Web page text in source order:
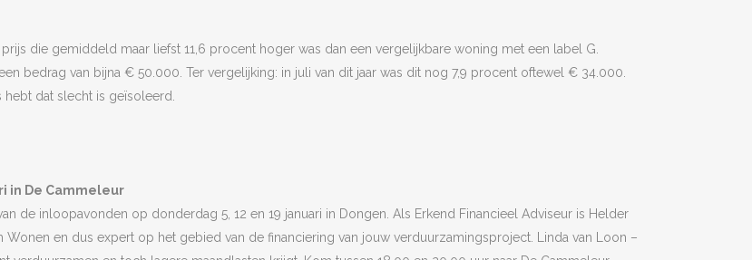
die gemiddeld maar liefst 11,6 procent hoger was dan een vergelijkbare woning met een label G.
bedrag van bijna € 50.000. Ter vergelijking: in juli van dit jaar was dit nog 7,9 procent oftewel € 34.000.
dat slecht is geïsoleerd.
in De Cammeleur
de inloopavonden op donderdag 5, 12 en 19 januari in Dongen. Als Erkend Financieel Adviseur is Helder
en dus expert op het gebied van de financiering van jouw verduurzamingsproject. Linda van Loon –